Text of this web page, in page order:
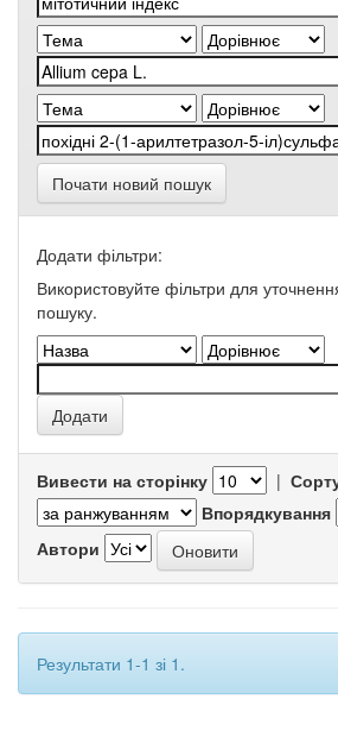
Почати новий пошук
Додати фільтри:
Використовуйте фільтри для
пошуку.
Вивести на сторінку |
Впорядкування
Автори
Результати 1-1 зі 1.